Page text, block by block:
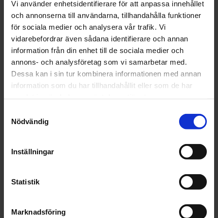
Vi använder enhetsidentifierare för att anpassa innehållet
och annonserna till användarna, tillhandahålla funktioner
för sociala medier och analysera vår trafik. Vi
vidarebefordrar även sådana identifierare och annan
information från din enhet till de sociala medier och
annons- och analysföretag som vi samarbetar med.
Dessa kan i sin tur kombinera informationen med annan
information som du har tillhandahållit eller som de har
Nödvändig
Inställningar
Statistik
Marknadsföring
köpas till.
Länk till kontrollremmar:Salomon Power Strap
OMDÖMEN
Du
Bli den första att lämna ett omdöme.